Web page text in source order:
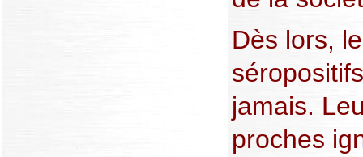
Dès lors,
jamais.
proches